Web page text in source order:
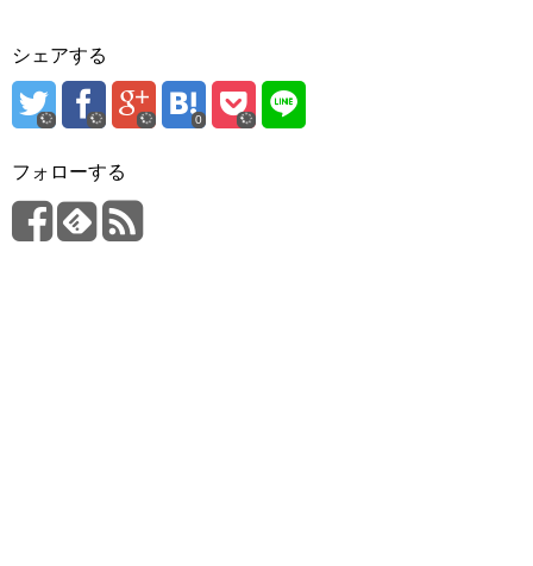
シェアする
0
フォローする